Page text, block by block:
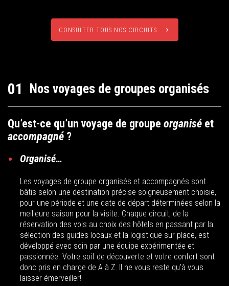
CONSULTER TOUS NOS CIRCUITS
01 Nos voyages de groupes organisés
Qu’est-ce qu’un voyage de groupe organiséet
accompagné?
Organisé…
Les voyages de groupe organisés et accompagnés sont
bâtis selon une destination précise soigneusement choisie,
pour une période et une date de départ déterminées selon la
meilleure saison pour la visite. Chaque circuit, de la
réservation des vols au choix des hôtels en passant par la
sélection des guides locaux et la logistique sur place, est
développé avec soin par une équipe expérimentée et
passionnée. Votre soif de découverte et votre confort sont
donc pris en charge de A à Z. Il ne vous reste qu’à vous
laisser émerveiller!